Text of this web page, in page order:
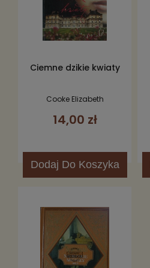
Ciemne dzikie kwiaty
Cooke Elizabeth
14,00 zł
Dodaj Do Koszyka